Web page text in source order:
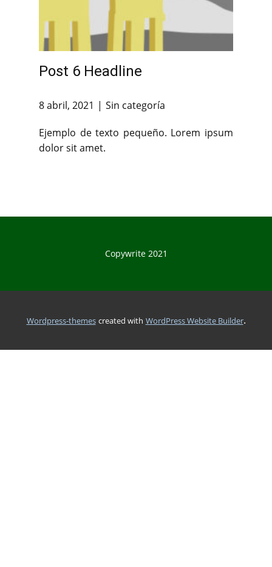
Post 6 Headline
8 abril, 2021 Sin categoría
Ejemplo de texto pequeño. Lorem ipsum
dolor sit amet.
Copywrite 2021
wordpress-themes created with WordPress Website Builder.